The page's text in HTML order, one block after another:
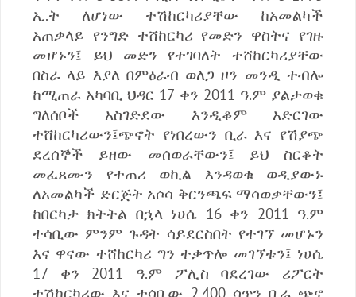
ኢ.ት ለሆነው ተሽከርካሪያቸው ከአመልካች
አጠቃላይ የንግድ ተሸከርካሪ የመድን ዋስትና የገዙ
መሆኑን፤ ይህ መድን የተገባለት ተሸከርካሪያቸው
በስራ ላይ እያለ በምዕራብ ወለጋ ዞን መንዲ ተብሎ
ከሚጠራ አካባቢ ህዳር 17 ቀን 2011 ዓ.ም ያልታወቁ
ግለሰቦች አስገድደው እንዲቆም አድርገው
ተሸከርካሪውን፤ጭኖት የነበረውን ቢራ እና የሽያጭ
ደረሰኞች ይዘው መሰወራቸውን፤ ይህ ስርቆት
መፈጸሙን የተጠሪ ወኪል እንዳወቁ ወዲያውኑ
ለአመልካች ድርጅት አሶሳ ቅርንጫፍ ማሳወቃቸውን፤
ከበርካታ ክትትል በኋላ ነሀሴ 16 ቀን 2011 ዓ.ም
ተሳቢው ምንም ጉዳት ሳይደርስበት የተገኘ መሆኑን
እና ዋናው ተሸከርካሪ ግን ተቃጥሎ መገኘቱን፤ ነሀሴ
17 ቀን 2011 ዓ.ም ፖሊስ ባደረገው ሪፖርት
ተሽከርካሪው እና ተሳቢው 2,400 ሳጥን ቢራ ጭኖ